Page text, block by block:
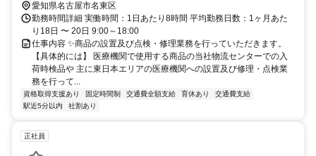
愛知県名古屋市名東区
勤務時間詳細 実働時間：1日あたり8時間 平均勤務日数：1ヶ月あた
り18日 〜 20日 9:00～18:00
仕事内容 ✨商品の設置及び点検・修理業務を行っていただきます。
【具体的には】 医療機関で使用する商品の当社物流センターでの入
荷時検品や 主に東日本エリアの医療機関への設置及び修理・点検業
務を行って...
資格取得支援あり 固定時間制 交通費全額支給 育休あり
交通費支給
駅近5分以内
社割あり
正社員